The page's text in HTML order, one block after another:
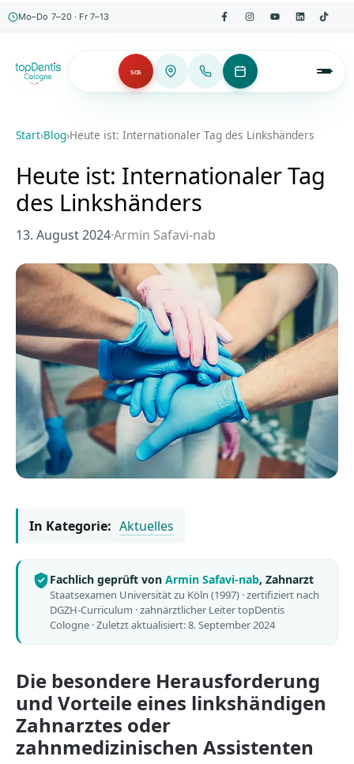
Mo–Do 7–20 · Fr 7–13
SOS
Start›Blog›Heute ist: Internationaler Tag des Linkshänders
Heute ist: Internationaler Tag
des Linkshänders
13. August 2024·Armin Safavi-nab
In Kategorie: Aktuelles
Fachlich geprüft von Armin Safavi-nab, Zahnarzt
Staatsexamen Universität zu Köln (1997) · zertifiziert nach
DGZH-Curriculum · zahnärztlicher Leiter topDentis
Cologne ·Zuletzt aktualisiert: 8. September 2024
Die besondere Herausforderung
und Vorteile eines linkshändigen
Zahnarztes oder
zahnmedizinischen Assistenten